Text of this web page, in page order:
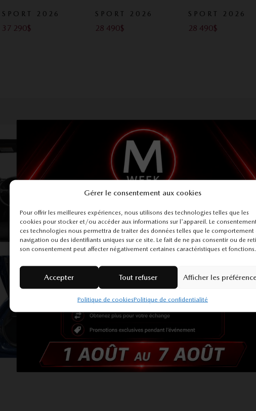
Gérer le consentement aux cookies
Pour offrir les meilleures expériences, nous utilisons des technologies telles que les
cookies pour stocker et/ou accéder aux informations sur l'appareil. Le
ces technologies nous permettra de traiter des données telles que le comportement
navigation ou des identifiants uniques sur ce site. Le fait de ne pas consentir ou de
son consentement peut affecter négativement certaines caractéristiques et fonctions.
Accepter Tout refuser Afficher les
Politique de cookiesPolitique de confidentialité
SPORT 2026
37 290$
SPORT 2026
28 490$
SPORT 2026
28 490$